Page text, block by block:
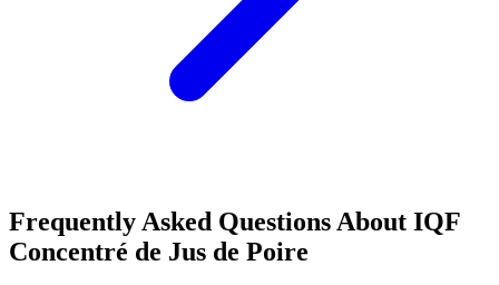
Frequently Asked Questions About IQF
Concentré de Jus de Poire